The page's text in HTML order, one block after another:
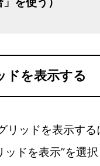
ドを表示する
リッドを表示する
ドを表示”を選